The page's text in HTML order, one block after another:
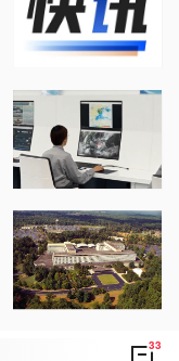
33